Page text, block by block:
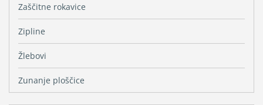
Zaščitne rokavice
Zipline
Žlebovi
Zunanje ploščice